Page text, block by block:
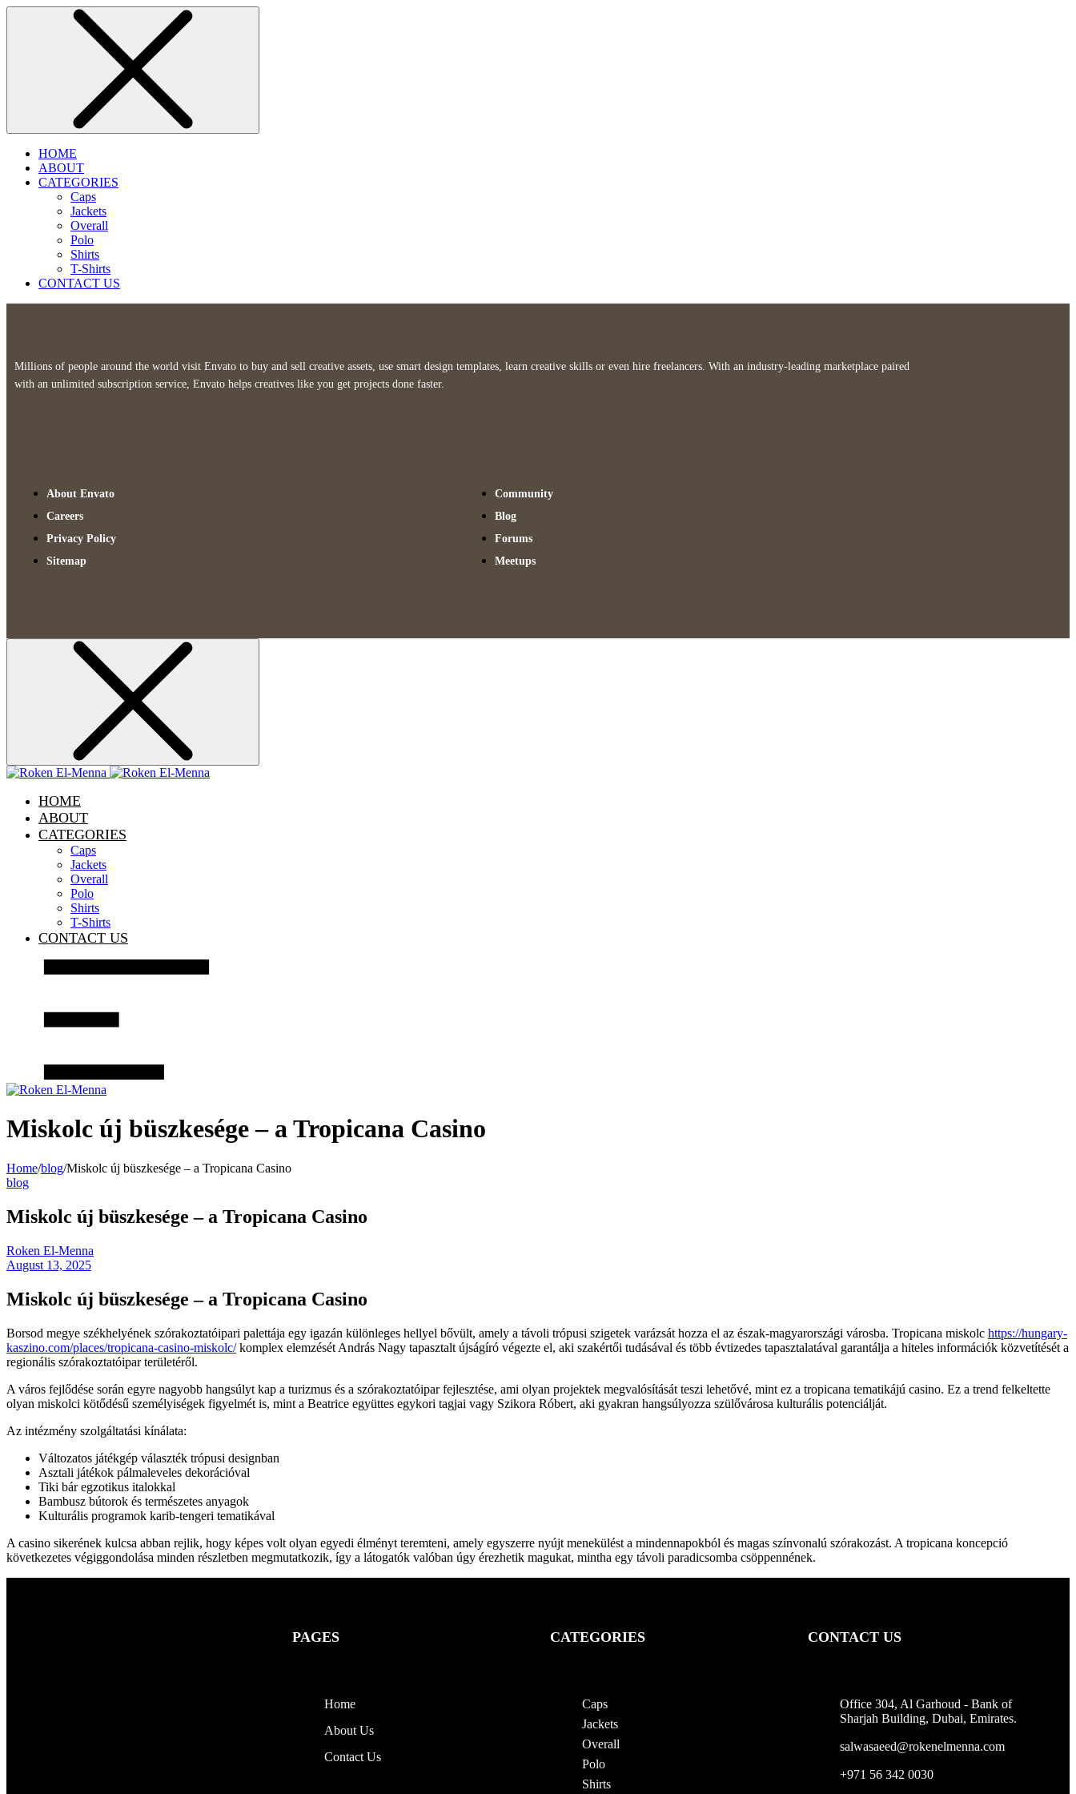
HOME
ABOUT
CATEGORIES
Caps
Jackets
Overall
Polo
Shirts
T-Shirts
CONTACT US
Millions of people around the world visit Envato to buy and sell creative assets, use smart design templates, learn creative skills or even hire freelancers. With an industry-leading marketplace paired
with an unlimited subscription service, Envato helps creatives like you get projects done faster.
About Envato
Careers
Privacy Policy
Sitemap
Community
Blog
Forums
Meetups
HOME
ABOUT
CATEGORIES
Caps
Jackets
Overall
Polo
Shirts
T-Shirts
CONTACT US
Miskolc új büszkesége – a Tropicana Casino
Home/blog/Miskolc új büszkesége – a Tropicana Casino
blog
Miskolc új büszkesége – a Tropicana Casino
Roken El-Menna
August 13, 2025
Miskolc új büszkesége – a Tropicana Casino
Borsod megye székhelyének szórakoztatóipari palettája egy igazán különleges hellyel bővült, amely a távoli trópusi szigetek varázsát hozza el az észak-magyarországi városba. Tropicana miskolc https://hungary-
kaszino.com/places/tropicana-casino-miskolc/komplex elemzését András Nagy tapasztalt újságíró végezte el, aki szakértői tudásával és több évtizedes tapasztalatával garantálja a hiteles információk közvetítését a
regionális szórakoztatóipar területéről.
A város fejlődése során egyre nagyobb hangsúlyt kap a turizmus és a szórakoztatóipar fejlesztése, ami olyan projektek megvalósítását teszi lehetővé, mint ez a tropicana tematikájú casino. Ez a trend felkeltette
olyan miskolci kötődésű személyiségek figyelmét is, mint a Beatrice együttes egykori tagjai vagy Szikora Róbert, aki gyakran hangsúlyozza szülővárosa kulturális potenciálját.
Az intézmény szolgáltatási kínálata:
Változatos játékgép választék trópusi designban
Asztali játékok pálmaleveles dekorációval
Tiki bár egzotikus italokkal
Bambusz bútorok és természetes anyagok
Kulturális programok karib-tengeri tematikával
A casino sikerének kulcsa abban rejlik, hogy képes volt olyan egyedi élményt teremteni, amely egyszerre nyújt menekülést a mindennapokból és magas színvonalú szórakozást. A tropicana koncepció
következetes végiggondolása minden részletben megmutatkozik, így a látogatók valóban úgy érezhetik magukat, mintha egy távoli paradicsomba csöppennének.
PAGES
Home
About Us
Contact Us
CATEGORIES
Caps
Jackets
Overall
Polo
Shirts
CONTACT US
Office 304, Al Garhoud - Bank of
Sharjah Building, Dubai, Emirates.
salwasaeed@rokenelmenna.com
+971 56 342 0030